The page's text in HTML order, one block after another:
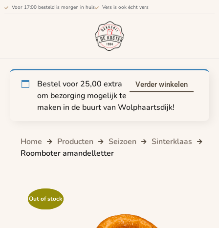
Voor 17:00 besteld is morgen in huis Vers is ook écht vers
Verder winkelen
Bestel voor 25,00 extra
om bezorging mogelijk te
maken in de buurt van Wolphaartsdijk!
Home Producten Seizoen
Sinterklaas
Roomboter amandelletter
Out of stock
Out of stock